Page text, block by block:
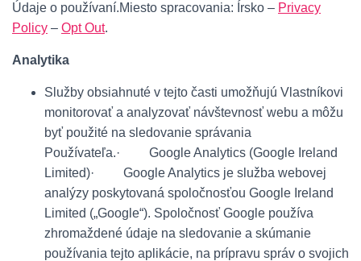
Údaje o používaní.Miesto spracovania: Írsko – Privacy
Policy – Opt Out.
Analytika
Služby obsiahnuté v tejto časti umožňujú Vlastníkovi
monitorovať a analyzovať návštevnosť webu a môžu
byť použité na sledovanie správania
Používateľa.· Google Analytics (Google Ireland
Limited)· Google Analytics je služba webovej
analýzy poskytovaná spoločnosťou Google Ireland
Limited („Google“). Spoločnosť Google používa
zhromaždené údaje na sledovanie a skúmanie
používania tejto aplikácie, na prípravu správ o svojich